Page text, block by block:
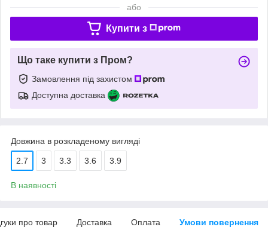
або
Купити з
Що таке купити з Пром?
Замовлення під захистом
Доступна доставка
Довжина в розкладеному вигляді
2.7 3 3.3 3.6 3.9
В наявності
про товар Доставка Оплата Умови повернення